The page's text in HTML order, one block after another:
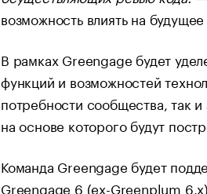
возможность влиять на будущее
В рамках Greengage будет
функций и возможностей
потребности сообщества, так
на основе которого будут
Команда Greengage будет
Greengage 6 (ex-Greenplum